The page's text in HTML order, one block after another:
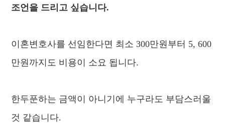
조언을 드리고 싶습니다.
이혼변호사를 선임한다면 최소 300만원부터 5, 600
만원까지도 비용이 소요 됩니다.
한두푼하는 금액이 아니기에 누구라도 부담스러울
것 같습니다.